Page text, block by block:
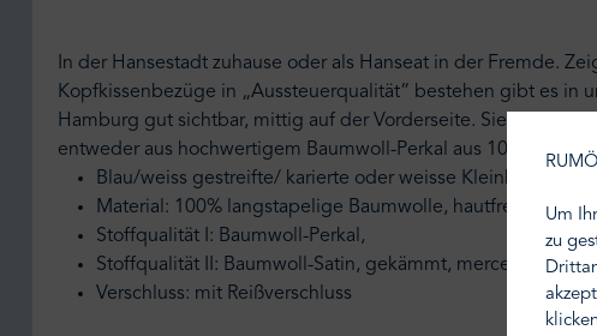
In der Hansestadt zuhause oder als Hanseat in der Fremde.
Kopfkissenbezüge in „Aussteuerqualität“ bestehen gibt es in
Hamburg gut sichtbar, mittig auf der Vorderseite. Sie können
entweder aus hochwertigem Baumwoll-Perkal aus 100%
Blau/weiss gestreifte/ karierte oder weisse
Material: 100% langstapelige Baumwolle, hautfreundlich,
Stoffqualität I: Baumwoll-Perkal,
Stoffqualität II: Baumwoll-Satin, gekämmt, mercerisiert
Verschluss: mit Reißverschluss
Um
zu